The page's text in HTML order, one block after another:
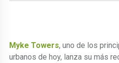
Myke Towers, uno de los
urbanos de hoy, lanza su más